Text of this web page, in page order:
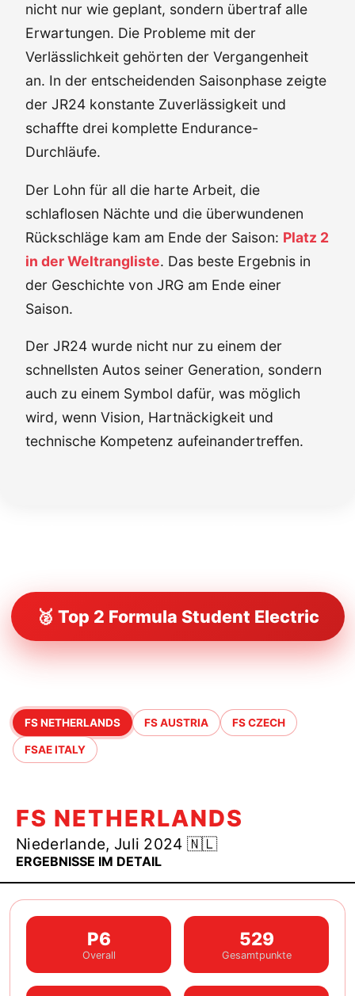
nicht nur wie geplant, sondern übertraf alle
Erwartungen. Die Probleme mit der
Verlässlichkeit gehörten der Vergangenheit
an. In der entscheidenden Saisonphase zeigte
der JR24 konstante Zuverlässigkeit und
schaffte drei komplette Endurance-
Durchläufe.
Der Lohn für all die harte Arbeit, die
schlaflosen Nächte und die überwundenen
Rückschläge kam am Ende der Saison: Platz 2
in der Weltrangliste. Das beste Ergebnis in
der Geschichte von JRG am Ende einer
Saison.
Der JR24 wurde nicht nur zu einem der
schnellsten Autos seiner Generation, sondern
auch zu einem Symbol dafür, was möglich
wird, wenn Vision, Hartnäckigkeit und
technische Kompetenz aufeinandertreffen.
🥈 Top 2 Formula Student Electric
FS NETHERLANDS FS AUSTRIA FS CZECH
FSAE ITALY
FS NETHERLANDS
Niederlande, Juli 2024 🇳🇱
ERGEBNISSE IM DETAIL
P6
Overall
529
Gesamtpunkte